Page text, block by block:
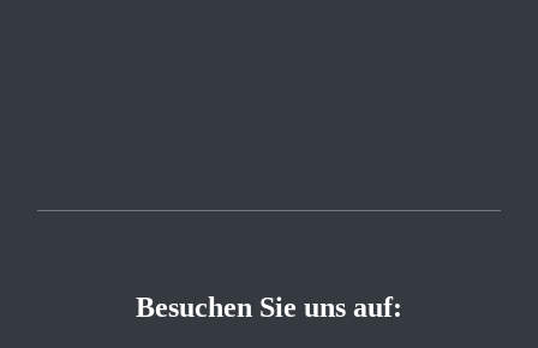
Besuchen Sie uns auf: